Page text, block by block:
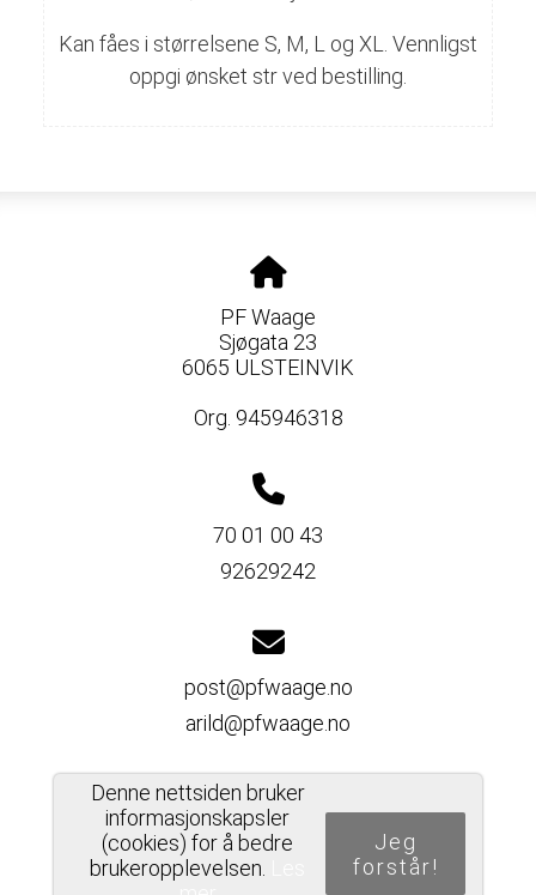
Kan fåes i størrelsene S, M, L og XL. Vennligst
oppgi ønsket str ved bestilling.
PF Waage
Sjøgata 23
6065 ULSTEINVIK
Org. 945946318
70 01 00 43
92629242
post@pfwaage.no
arild@pfwaage.no
Del nettside
Denne nettsiden bruker
informasjonskapsler
(cookies) for å bedre
brukeropplevelsen.
Jeg
forstår!